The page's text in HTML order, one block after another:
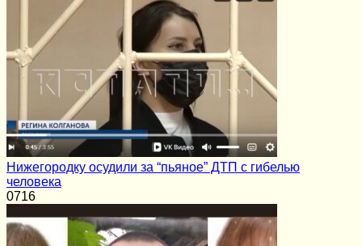
Нижегородку осудили за “пьяное” ДТП с гибелью
человека
0716